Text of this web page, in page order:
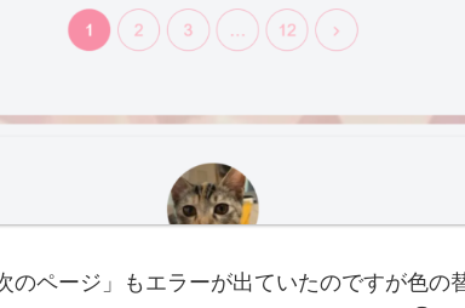
のページ」もエラーが出ていたのですが色の